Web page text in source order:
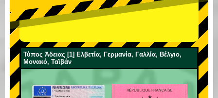
Τύπος Άδειας [1] Ελβετία, Γερμανία, Γαλλία, Βέλγιο,
Μονακό, Ταϊβάν